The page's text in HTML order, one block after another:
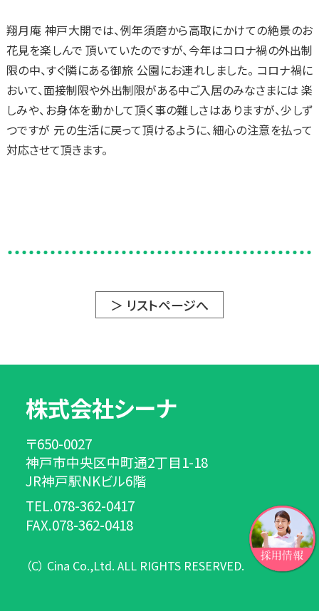
翔月庵 神戸大開では、例年須磨から高取にかけての絶景のお
花見を楽しんで 頂いていたのですが、今年はコロナ禍の外出制
限の中、すぐ隣にある御旅 公園にお連れしました。 コロナ禍に
おいて、面接制限や外出制限がある中ご入居のみなさまには 楽
しみや、お身体を動かして頂く事の難しさはありますが、少しず
つですが 元の生活に戻って頂けるように、細心の注意を払って
対応させて頂きます。
＞ リストページへ
株式会社シーナ
〒650-0027
神戸市中央区中町通2丁目1-18
JR神戸駅NKビル6階
TEL.078-362-0417
FAX.078-362-0418
（C） Cina Co.,Ltd. ALL RIGHTS RESERVED.